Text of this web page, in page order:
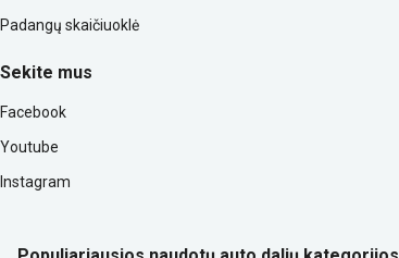
Padangų skaičiuoklė
Sekite mus
Facebook
Youtube
Instagram